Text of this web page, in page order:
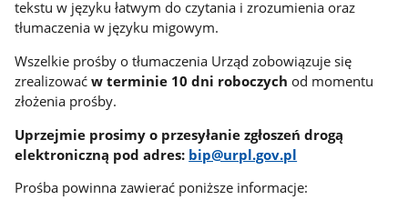
tekstu w języku łatwym do czytania i zrozumienia oraz
tłumaczenia w języku migowym.
Wszelkie prośby o tłumaczenia Urząd zobowiązuje się
zrealizowaćw terminie 10 dni roboczych od momentu
złożenia prośby.
Uprzejmie prosimy o przesyłanie zgłoszeń drogą
elektroniczną pod adres: bip@urpl.gov.pl
Prośba powinna zawierać poniższe informacje: